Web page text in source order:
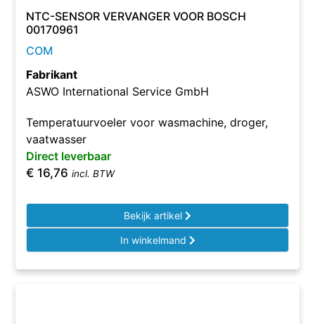
NTC-SENSOR VERVANGER VOOR BOSCH
00170961
COM
Fabrikant
ASWO International Service GmbH
Temperatuurvoeler voor wasmachine, droger,
vaatwasser
Direct leverbaar
€ 16,76 incl. BTW
Bekijk artikel
In winkelmand